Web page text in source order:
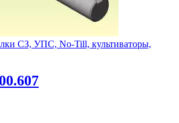
СЗ, УПС, No-Till, культиваторы,